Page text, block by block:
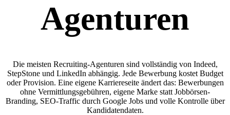
Agenturen
Die meisten Recruiting-Agenturen sind vollständig von Indeed,
StepStone und LinkedIn abhängig. Jede Bewerbung kostet Budget
oder Provision. Eine eigene Karriereseite ändert das: Bewerbungen
ohne Vermittlungsgebühren, eigene Marke statt Jobbörsen-
Branding, SEO-Traffic durch Google Jobs und volle Kontrolle über
Kandidatendaten.